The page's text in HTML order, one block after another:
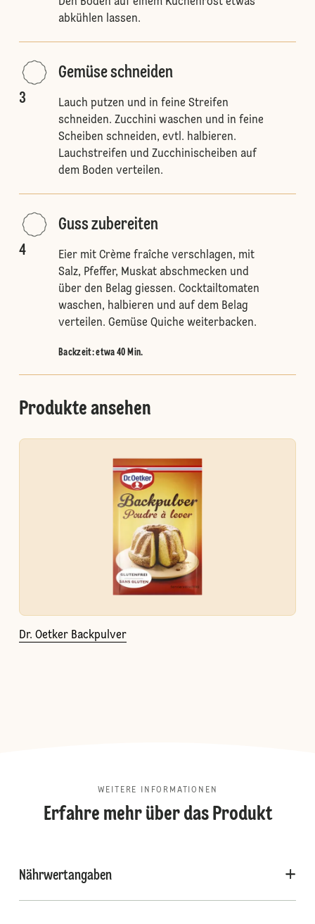
abkühlen lassen.
3
Gemüse schneiden
Lauch putzen und in feine Streifen
schneiden. Zucchini waschen und in feine
Scheiben schneiden, evtl. halbieren.
Lauchstreifen und Zucchinischeiben auf
dem Boden verteilen.
4
Guss zubereiten
Eier mit Crème fraîche verschlagen, mit
Salz, Pfeffer, Muskat abschmecken und
über den Belag giessen. Cocktailtomaten
waschen, halbieren und auf dem Belag
verteilen. Gemüse Quiche weiterbacken.
Backzeit: etwa 40 Min.
Produkte ansehen
Dr. Oetker Backpulver
WEITERE INFORMATIONEN
Erfahre mehr über das Produkt
Nährwertangaben